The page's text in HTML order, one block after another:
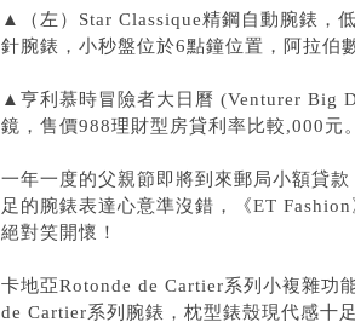
▲（左）Star Classique精鋼自動腕錶，
針腕錶，小秒盤位於6點鐘位置，阿拉伯
▲亨利慕時冒險者大日曆 (Venturer Big
鏡，售價988理財型房貸利率比較,000元。
一年一度的父親節即將到來郵局小額貸款
足的腕錶表達心意準沒錯，《ET
絕對笑開懷！
卡地亞Rotonde de Cartier系列小複雜功
de Cartier系列腕錶，枕型錶殼現代感十